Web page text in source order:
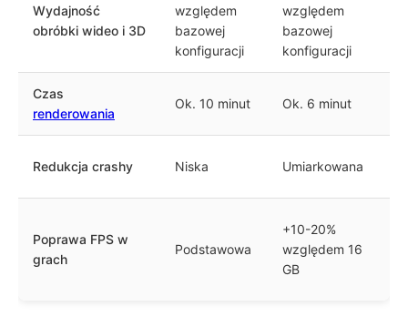
Wydajność
obróbki wideo i 3D
względem
bazowej
konfiguracji
względem
bazowej
konfiguracji
Czas
renderowania
Ok. 10 minut Ok. 6 minut
Redukcja crashy Niska Umiarkowana
Poprawa FPS w
grach
Podstawowa
+10-20%
względem 16
GB